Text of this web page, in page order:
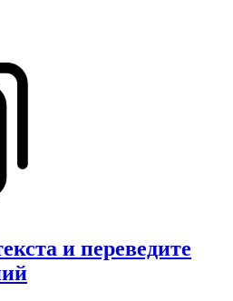
и переведите